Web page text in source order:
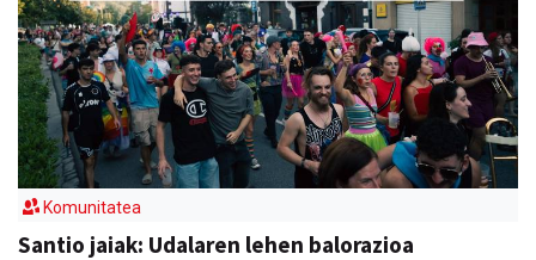
Komunitatea
Santio jaiak: Udalaren lehen balorazioa